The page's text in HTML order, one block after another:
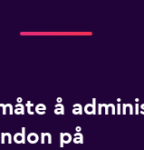
å
på